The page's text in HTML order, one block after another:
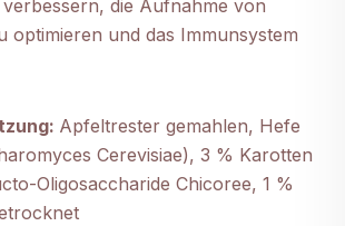
die Aufnahme von
optimieren und das Immunsystem
Apfeltrester gemahlen, Hefe
Cerevisiae), 3 % Karotten
Oligosaccharide Chicoree, 1 %